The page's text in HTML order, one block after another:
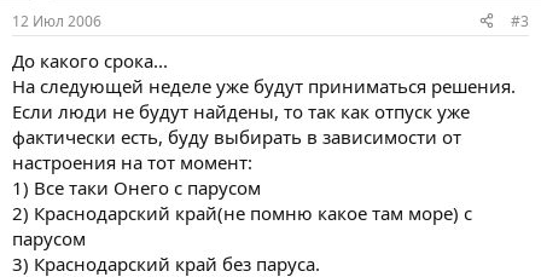
12 Июл 2006 #3
До какого срока...
На следующей неделе уже будут приниматься решения.
Если люди не будут найдены, то так как отпуск уже
фактически есть, буду выбирать в зависимости от
настроения на тот момент:
1) Все таки Онего с парусом
2) Краснодарский край(не помню какое там море) с
парусом
3) Краснодарский край без паруса.